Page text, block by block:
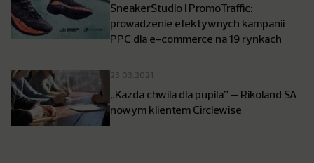
SneakerStudio i PromoTraffic:
prowadzenie efektywnych kampanii
PPC dla e-commerce na 19 rynkach
23.03.2021
„Każda chwila dla pupila” – Rikoland SA
nowym klientem Circlewise